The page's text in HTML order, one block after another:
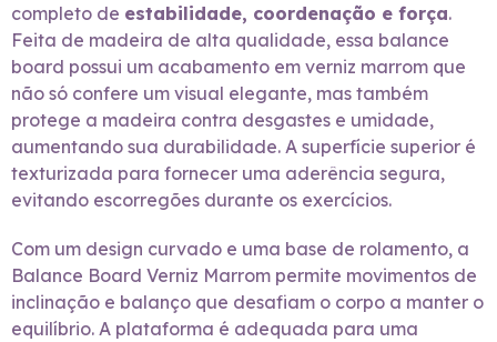
completo de estabilidade, coordenação e força.
Feita de madeira de alta qualidade, essa balance
board possui um acabamento em verniz marrom que
não só confere um visual elegante, mas também
protege a madeira contra desgastes e umidade,
aumentando sua durabilidade. A superfície superior é
texturizada para fornecer uma aderência segura,
evitando escorregões durante os exercícios.
Com um design curvado e uma base de rolamento, a
Balance Board Verniz Marrom permite movimentos de
inclinação e balanço que desafiam o corpo a manter o
equilíbrio. A plataforma é adequada para uma